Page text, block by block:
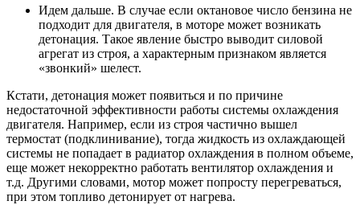
Идем дальше. В случае если октановое число бензина не
подходит для двигателя, в моторе может возникать
детонация. Такое явление быстро выводит силовой
агрегат из строя, а характерным признаком является
«звонкий» шелест.
Кстати, детонация может появиться и по причине
недостаточной эффективности работы системы охлаждения
двигателя. Например, если из строя частично вышел
термостат (подклинивание), тогда жидкость из охлаждающей
системы не попадает в радиатор охлаждения в полном объеме,
еще может некорректно работать вентилятор охлаждения и
т.д. Другими словами, мотор может попросту перегреваться,
при этом топливо детонирует от нагрева.